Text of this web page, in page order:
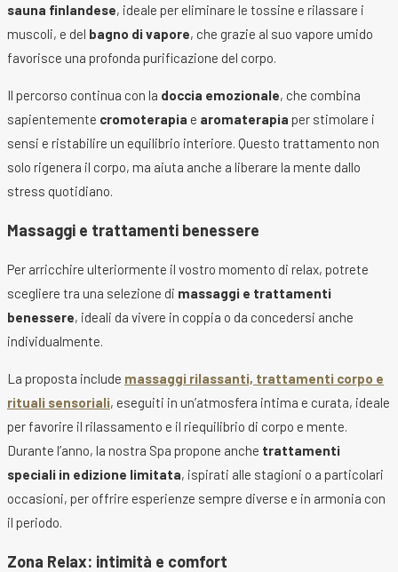
sauna finlandese, ideale per eliminare le tossine e rilassare i
muscoli, e del bagno di vapore, che grazie al suo vapore umido
favorisce una profonda purificazione del corpo.
Il percorso continua con la doccia emozionale, che combina
sapientemente cromoterapia e aromaterapia per stimolare i
sensi e ristabilire un equilibrio interiore. Questo trattamento non
solo rigenera il corpo, ma aiuta anche a liberare la mente dallo
stress quotidiano.
Massaggi e trattamenti benessere
Per arricchire ulteriormente il vostro momento di relax, potrete
scegliere tra una selezione di massaggi e trattamenti
benessere, ideali da vivere in coppia o da concedersi anche
individualmente.
La proposta include massaggi rilassanti, trattamenti corpo e
rituali sensoriali, eseguiti in un’atmosfera intima e curata, ideale
per favorire il rilassamento e il riequilibrio di corpo e mente.
Durante l’anno, la nostra Spa propone anche trattamenti
speciali in edizione limitata, ispirati alle stagioni o a particolari
occasioni, per offrire esperienze sempre diverse e in armonia con
il periodo.
Zona Relax: intimità e comfort